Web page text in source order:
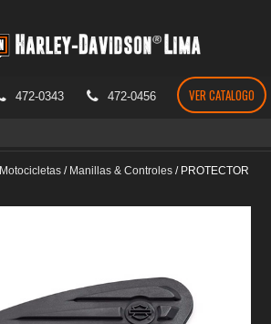
472-0343 472-0456 VER CATALOGO
/ Manillas & Controles / PROTECTOR